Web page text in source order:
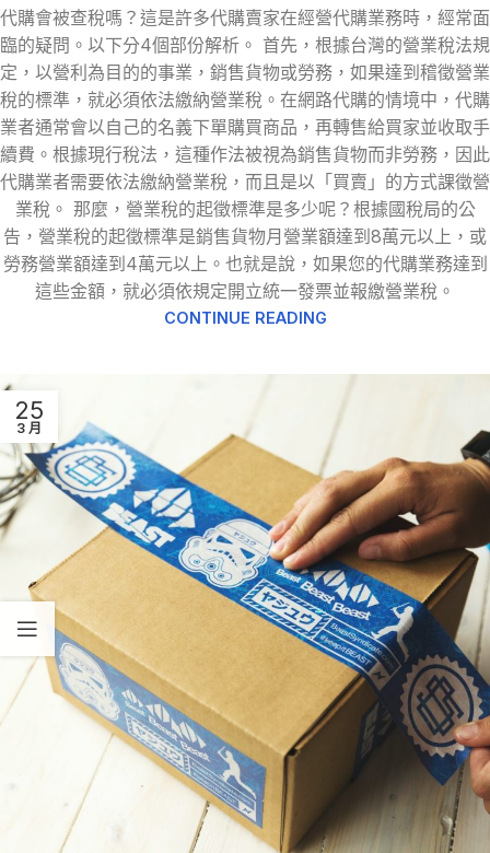
代購會被查稅嗎？這是許多代購賣家在經營代購業務時，經常面
臨的疑問。以下分4個部份解析。 首先，根據台灣的營業稅法規
定，以營利為目的的事業，銷售貨物或勞務，如果達到稽徵營業
稅的標準，就必須依法繳納營業稅。在網路代購的情境中，代購
業者通常會以自己的名義下單購買商品，再轉售給買家並收取手
續費。根據現行稅法，這種作法被視為銷售貨物而非勞務，因此
代購業者需要依法繳納營業稅，而且是以「買賣」的方式課徵營
業稅。 那麼，營業稅的起徵標準是多少呢？根據國稅局的公
告，營業稅的起徵標準是銷售貨物月營業額達到8萬元以上，或
勞務營業額達到4萬元以上。也就是說，如果您的代購業務達到
這些金額，就必須依規定開立統一發票並報繳營業稅。
CONTINUE READING
25
3 月